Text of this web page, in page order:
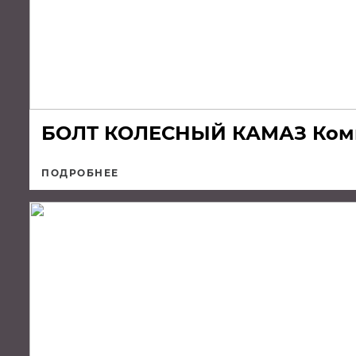
БОЛТ КОЛЕСНЫЙ КАМАЗ
ПОДРОБНЕЕ